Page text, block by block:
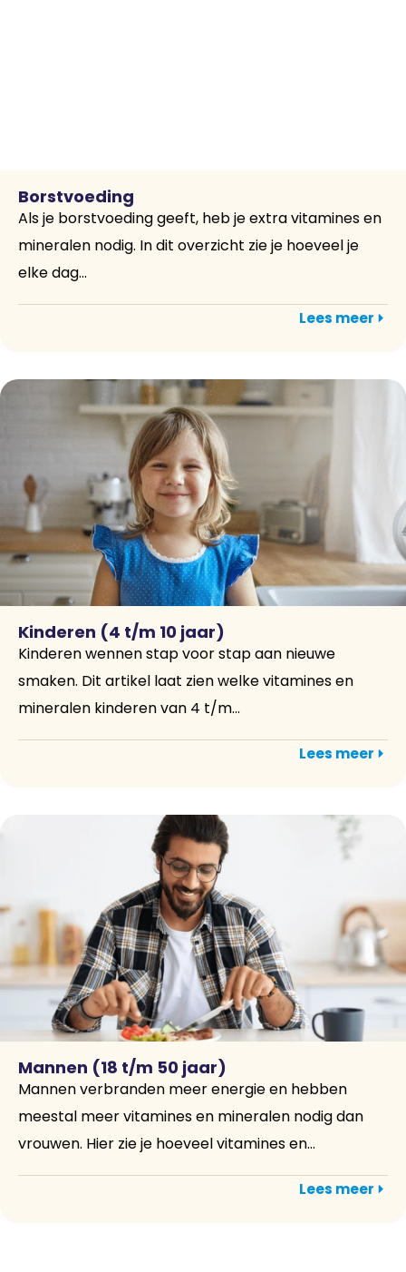
Borstvoeding
Als je borstvoeding geeft, heb je extra vitamines en
mineralen nodig. In dit overzicht zie je hoeveel je
elke dag...
Lees meer
Kinderen (4 t/m 10 jaar)
Kinderen wennen stap voor stap aan nieuwe
smaken. Dit artikel laat zien welke vitamines en
mineralen kinderen van 4 t/m...
Lees meer
Mannen (18 t/m 50 jaar)
Mannen verbranden meer energie en hebben
meestal meer vitamines en mineralen nodig dan
vrouwen. Hier zie je hoeveel vitamines en...
Lees meer